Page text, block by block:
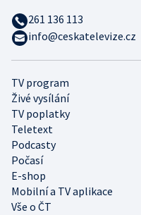
TV program
Živé vysílání
TV poplatky
Teletext
Podcasty
Počasí
E-shop
Mobilní a TV aplikace
Vše o ČT
261 136 113
info@ceskatelevize.cz